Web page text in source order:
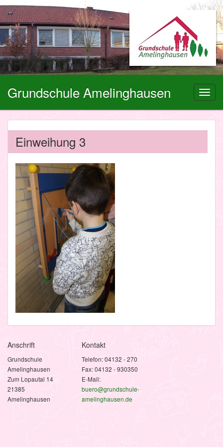
Grundschule Amelinghausen
Einweihung 3
Anschrift
Grundschule
Amelinghausen
Zum Lopautal 14
21385
Amelinghausen
Kontakt
Telefon: 04132 - 270
Fax: 04132 - 930350
E-Mail:
buero@grundschule-
amelinghausen.de